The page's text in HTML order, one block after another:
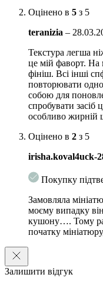
заспокоює,
Кераміди
зміцнюють його,
проникненню в
Аденозин
щільність і
компонентом,
утворенню
та усуває
керамідів.
Підходить для всіх типів
Особливості
застосування як останній
Оцінено в 5 з 5
teranizia –
Текстура легша
це мій фаворт. На
фініш. Всі інші
повторювати
собою для
спробувати засіб
особливо жирній
Оцінено в 2 з 5
irisha.koval4uck-
Покупку
Замовляла
моєму випадку
кушону…. Тому
початку
Залишити відгук